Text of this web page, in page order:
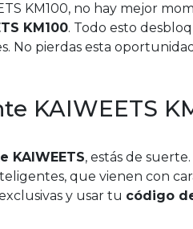
KM100, no hay mejor
KM100. Todo esto
No pierdas esta
KAIWEETS
, estás de
que vienen con
y usar tu código